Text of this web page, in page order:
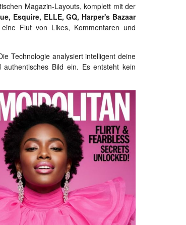
Magazin-Layouts, komplett mit der
Esquire, ELLE, GQ, Harper's Bazaar
Flut von Likes, Kommentaren und
Technologie analysiert intelligent deine
Bild ein. Es entsteht kein